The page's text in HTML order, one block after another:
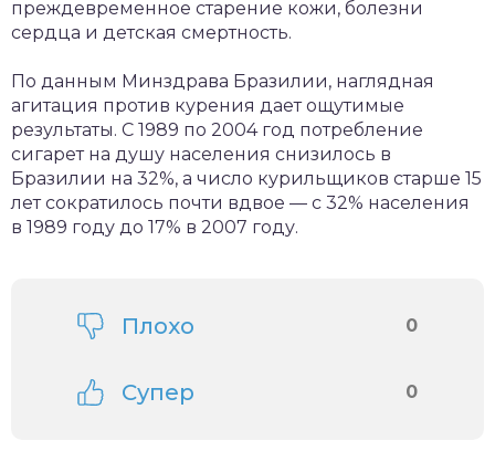
преждевременное старение кожи, болезни
сердца и детская смертность.
По данным Минздрава Бразилии, наглядная
агитация против курения дает ощутимые
результаты. С 1989 по 2004 год потребление
сигарет на душу населения снизилось в
Бразилии на 32%, а число курильщиков старше 15
лет сократилось почти вдвое — с 32% населения
в 1989 году до 17% в 2007 году.
Плохо 0
Супер 0